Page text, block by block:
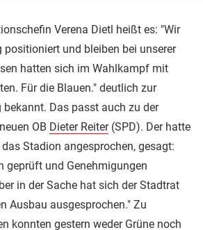
Verena Dietl heißt es: "Wir
positioniert und bleiben bei unserer
hatten sich im Wahlkampf mit
Für die Blauen." deutlich zur
bekannt. Das passt auch zu der
OB Dieter Reiter(SPD). Der hatte
Stadion angesprochen, gesagt:
geprüft und Genehmigungen
in der Sache hat sich der Stadtrat
Ausbau ausgesprochen." Zu
konnten gestern weder Grüne noch